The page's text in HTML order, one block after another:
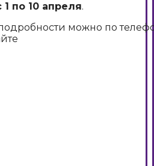
1 по 10 апреля.
можно по